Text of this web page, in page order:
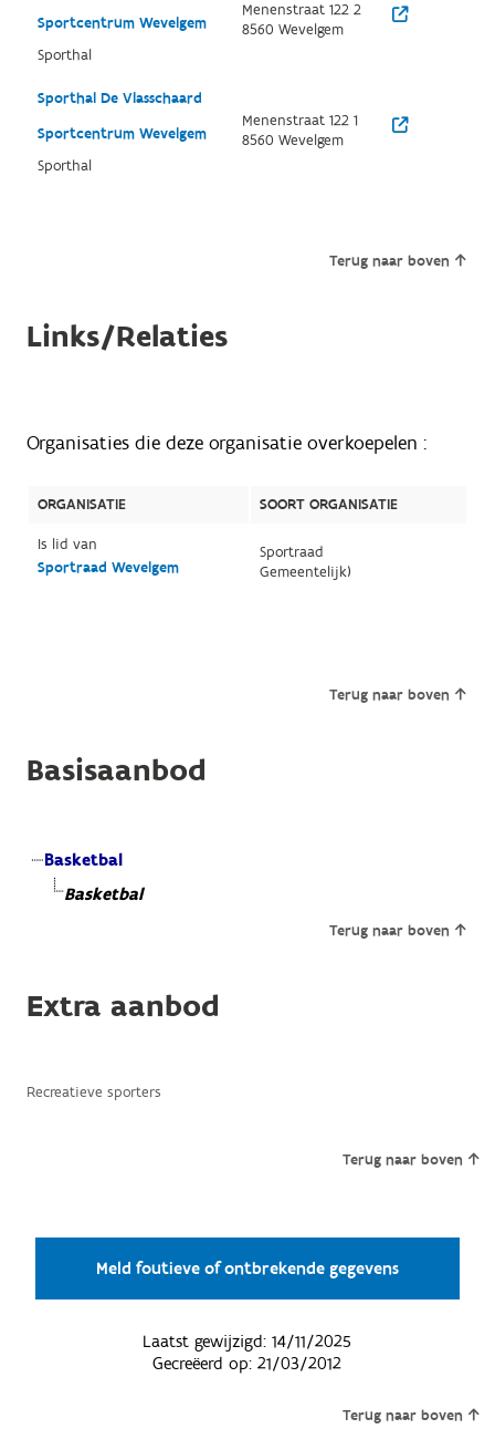
Sportcentrum Wevelgem
Sporthal
Menenstraat 122 2
8560 Wevelgem
Sporthal De Vlasschaard
Sportcentrum Wevelgem
Sporthal
Menenstraat 122 1
8560 Wevelgem
Terug naar boven
Links/Relaties
Organisaties die deze organisatie overkoepelen :
ORGANISATIE
SOORT ORGANISATIE
Is lid van
Sportraad Wevelgem
Sportraad
Gemeentelijk)
Terug naar boven
Basisaanbod
Basketbal
Basketbal
Terug naar boven
Extra aanbod
Recreatieve sporters
Terug naar boven
Meld foutieve of ontbrekende gegevens
Laatst gewijzigd:14/11/2025
Gecreëerd op:21/03/2012
Terug naar boven